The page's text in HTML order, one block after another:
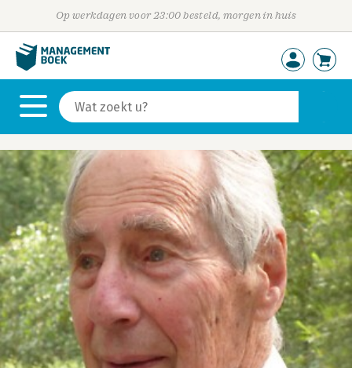
Op werkdagen voor 23:00 besteld, morgen in huis